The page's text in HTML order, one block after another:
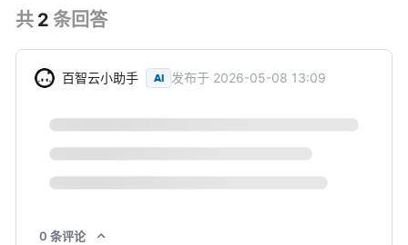
共 2 条回答
百智云小助手 AI 发布于 2026-05-08 13:09
0 条评论